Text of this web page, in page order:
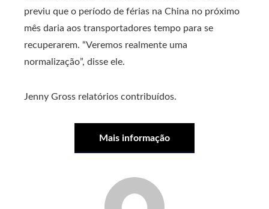
previu que o período de férias na China no próximo
mês daria aos transportadores tempo para se
recuperarem. “Veremos realmente uma
normalização”, disse ele.
Jenny Gross relatórios contribuídos.
Mais informação